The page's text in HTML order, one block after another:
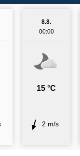
8.8.
00:00
15 °C
2 m/s